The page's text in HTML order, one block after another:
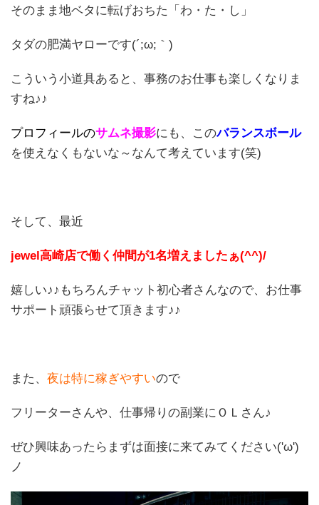
そのまま地ベタに転げおちた「わ・た・し」
タダの肥満ヤローです(´;ω;｀)
こういう小道具あると、事務のお仕事も楽しくなりま
すね♪♪
プロフィールのサムネ撮影にも、このバランスボール
を使えなくもないな～なんて考えています(笑)
そして、最近
jewel高崎店で働く仲間が1名増えましたぁ(^^)/
嬉しい♪♪もちろんチャット初心者さんなので、お仕事
サポート頑張らせて頂きます♪♪
また、 夜は特に稼ぎやすいので
フリーターさんや、仕事帰りの副業にＯＬさん♪
ぜひ興味あったらまずは面接に来てみてください('ω')
ノ